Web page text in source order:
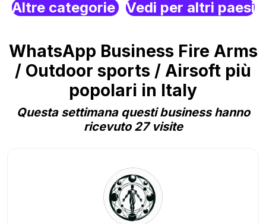
Altre categorie Vedi per altri paesi
WhatsApp Business Fire Arms
/ Outdoor sports / Airsoft più
popolari in Italy
Questa settimana questi business hanno
ricevuto 27 visite